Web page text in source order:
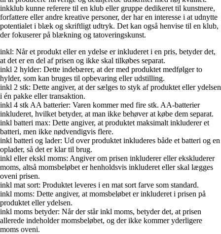
inkklub kunne referere til en klub eller gruppe dedikeret til kunstnere,
forfattere eller andre kreative personer, der har en interesse i at udnytte
potentialet i blæk og skriftligt udtryk. Det kan også henvise til en klub,
der fokuserer på blækning og tatoveringskunst.
inkl: Når et produkt eller en ydelse er inkluderet i en pris, betyder det,
at det er en del af prisen og ikke skal tilkøbes separat.
inkl 2 hylder: Dette indebærer, at der med produktet medfølger to
hylder, som kan bruges til opbevaring eller udstilling.
inkl 2 stk: Dette angiver, at der sælges to styk af produktet eller ydelsen
i én pakke eller transaktion.
inkl 4 stk AA batterier: Varen kommer med fire stk. AA-batterier
inkluderet, hvilket betyder, at man ikke behøver at købe dem separat.
inkl batteri max: Dette angiver, at produktet maksimalt inkluderer et
batteri, men ikke nødvendigvis flere.
inkl batteri og lader: Ud over produktet inkluderes både et batteri og en
oplader, så det er klar til brug.
inkl eller ekskl moms: Angiver om prisen inkluderer eller ekskluderer
moms, altså momsbeløbet er henholdsvis inkluderet eller skal lægges
oveni prisen.
inkl mat sort: Produktet leveres i en mat sort farve som standard.
inkl moms: Dette angiver, at momsbeløbet er inkluderet i prisen på
produktet eller ydelsen.
inkl moms betyder: Når der står inkl moms, betyder det, at prisen
allerede indeholder momsbeløbet, og der ikke kommer yderligere
moms oveni.